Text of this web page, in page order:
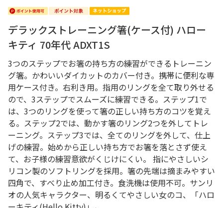
デラックストレーニング箸(ケース付) ハロー
キティ 70年代 ADXT1S
3つのステップでお箸の持ち方の練習ができるトレーニン
グ箸。かわいいダイカットのカバー付き。携帯に便利な専
用ケース付き。右利き用。指用のリングを全て取り外せる
ので、3ステップでスムーズに練習できる。ステップ1で
は、3つのリングを使って箸の正しい持ち方のコツを覚え
る。ステップ2では、動かす箸のリング2つを外してトレ
ーニング。ステップ3では、全てのリングを外して、仕上
げの練習。始めから正しい持ち方でお箸を落とさず使え
て、お子様の練習意欲がくじけにくい。 指にやさしいシ
リコン製のソフトリングを採用。箸の先端は摘まみやすい
四角で、すべり止め加工付き。食洗機は使用不可。サンリ
オの人気キャラクター、明るくてやさしい女のコ、「ハロ